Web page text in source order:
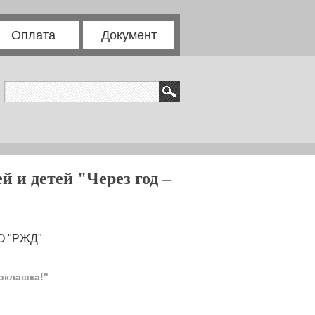
Оплата Документ
и детей "Через год –
"РЖД"